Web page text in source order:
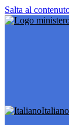
Salta al
Italiano